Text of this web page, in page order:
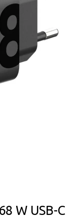
W USB-C